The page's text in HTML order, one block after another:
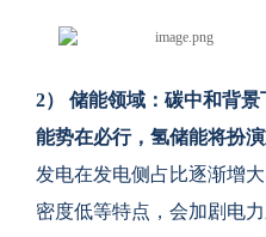
2） 储能领域：碳中和背
能势在必行，氢储能将扮演
发电在发电侧占比逐渐增
密度低等特点，会加剧电